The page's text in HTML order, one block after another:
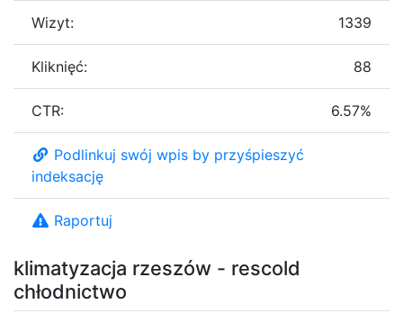
klimatyzacja rzeszów - rescold
chłodnictwo
Wizyt: 1339
Kliknięć: 88
CTR: 6.57%
Podlinkuj swój wpis by przyśpieszyć
indeksację
Raportuj